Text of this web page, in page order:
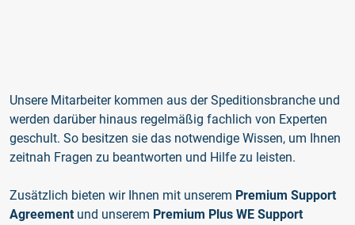
Unsere Mitarbeiter kommen aus der Speditionsbranche und
werden darüber hinaus regelmäßig fachlich von Experten
geschult. So besitzen sie das notwendige Wissen, um Ihnen
zeitnah Fragen zu beantworten und Hilfe zu leisten.
Zusätzlich bieten wir Ihnen mit unserem Premium Support
Agreementund unserem Premium Plus WE Support